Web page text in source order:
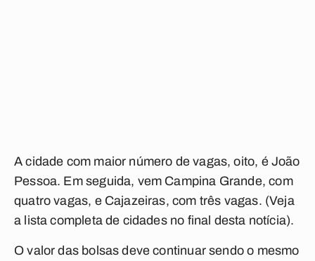
A cidade com maior número de vagas, oito, é João
Pessoa. Em seguida, vem Campina Grande, com
quatro vagas, e Cajazeiras, com três vagas. (Veja
a lista completa de cidades no final desta notícia).
O valor das bolsas deve continuar sendo o mesmo